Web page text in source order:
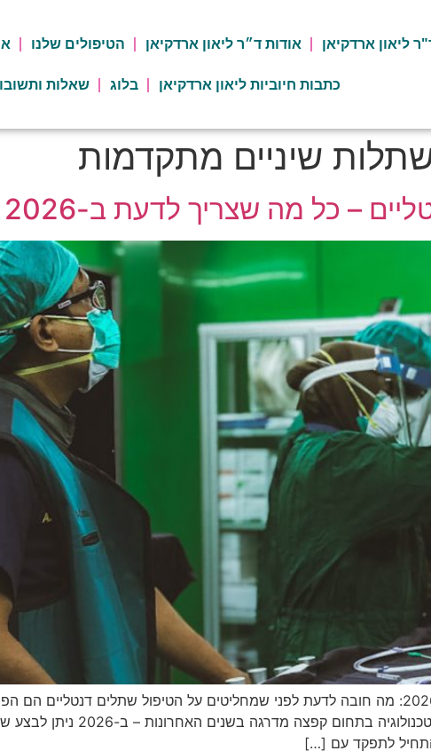
ליאון ארדקיאן אודות ד״ר ליאון ארדקיאן הטיפולים שלנו
כתבות חיוביות ליאון ארדקיאן בלוג שאלות
שיניים מתקדמות
– כל מה שצריך לדעת ב-2026
לתפקד עם […]